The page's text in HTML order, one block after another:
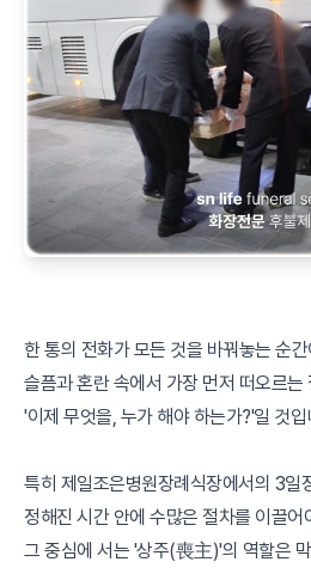
한 통의 전화가 모든 것을 바꿔놓는 순
슬픔과 혼란 속에서 가장 먼저 떠오르는
'이제 무엇을, 누가 해야 하는가?'일 것입
특히 제일조은병원장례식장에서의 3일
정해진 시간 안에 수많은 절차를 이끌어
그 중심에 서는 '상주(喪主)'의 역할은